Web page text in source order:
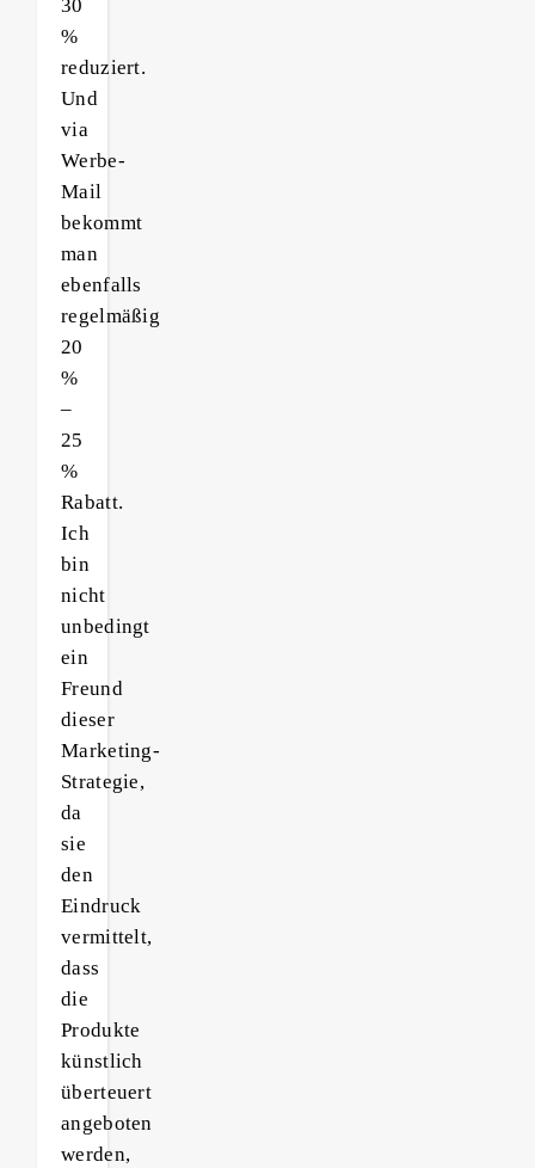
30
%
reduziert.
Und
via
Werbe-
Mail
bekommt
man
ebenfalls
regelmäßig
20
%
–
25
%
Rabatt.
Ich
bin
nicht
unbedingt
ein
Freund
dieser
Marketing-
Strategie,
da
sie
den
Eindruck
vermittelt,
dass
die
Produkte
künstlich
überteuert
angeboten
werden,